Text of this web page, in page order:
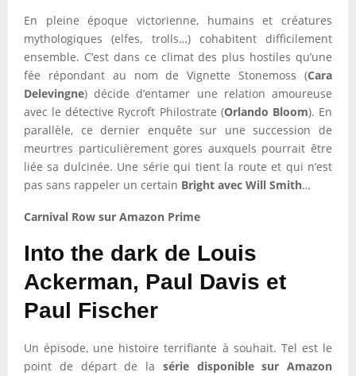
En pleine époque victorienne, humains et créatures
mythologiques (elfes, trolls…) cohabitent difficilement
ensemble. C’est dans ce climat des plus hostiles qu’une
fée répondant au nom de Vignette Stonemoss (Cara
Delevingne) décide d’entamer une relation amoureuse
avec le détective Rycroft Philostrate (Orlando Bloom). En
parallèle, ce dernier enquête sur une succession de
meurtres particulièrement gores auxquels pourrait être
liée sa dulcinée. Une série qui tient la route et qui n’est
pas sans rappeler un certain Bright avec Will Smith…
Carnival Row sur Amazon Prime
Into the dark de Louis
Ackerman, Paul Davis et
Paul Fischer
Un épisode, une histoire terrifiante à souhait. Tel est le
point de départ de la série disponible sur Amazon